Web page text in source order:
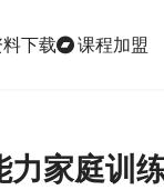
料下载 课程加盟
力家庭训